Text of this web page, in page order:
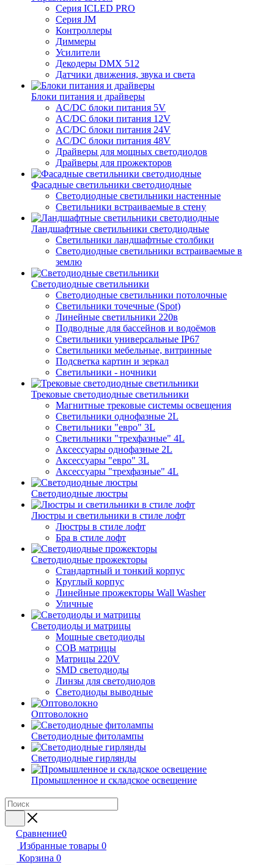
Серия ICLED PRO
Серия JM
Контроллеры
Диммеры
Усилители
Декодеры DMX 512
Датчики движения, звука и света
Блоки питания и драйверы
AC/DC блоки питания 5V
AC/DC блоки питания 12V
AC/DC блоки питания 24V
AC/DC блоки питания 48V
Драйверы для мощных светодиодов
Драйверы для прожекторов
Фасадные светильники светодиодные
Светодиодные светильники настенные
Светильники встраиваемые в стену
Ландшафтные светильники светодиодные
Светильники ландшафтные столбики
Светодиодные светильники встраиваемые в
землю
Светодиодные светильники
Светодиодные светильники потолочные
Светильники точечные (Spot)
Линейные светильники 220в
Подводные для бассейнов и водоёмов
Светильники универсальные IP67
Светильники мебельные, витринные
Подсветка картин и зеркал
Светильники - ночники
Трековые светодиодные светильники
Магнитные трековые системы освещения
Светильники однофазные 2L
Светильники "евро" 3L
Светильники "трехфазные" 4L
Аксессуары однофазные 2L
Аксессуары "евро" 3L
Аксессуары "трехфазные" 4L
Светодиодные люстры
Люстры и светильники в стиле лофт
Люстры в стиле лофт
Бра в стиле лофт
Светодиодные прожекторы
Стандартный и тонкий корпус
Круглый корпус
Линейные прожекторы Wall Washer
Уличные
Светодиоды и матрицы
Мощные светодиоды
COB матрицы
Матрицы 220V
SMD светодиоды
Линзы для светодиодов
Светодиоды выводные
Оптоволокно
Светодиодные фитолампы
Светодиодные гирлянды
Промышленное и складское освещение
Сравнение0
Избранные товары 0
Корзина 0